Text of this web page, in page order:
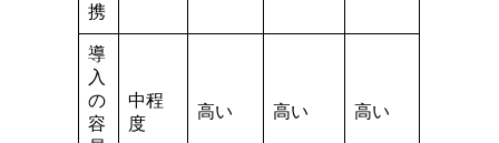
携
導
入
の
容
中程
度
高い 高い 高い